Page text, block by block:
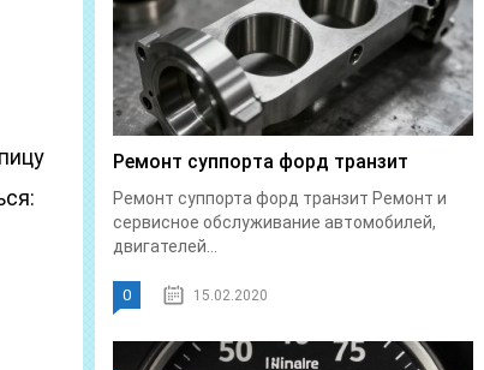
Ремонт суппорта форд транзит
Ремонт суппорта форд транзит Ремонт и
сервисное обслуживание автомобилей,
двигателей...
0 15.02.2020